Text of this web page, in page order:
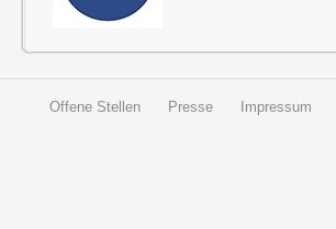
Offene Stellen Presse Impressum